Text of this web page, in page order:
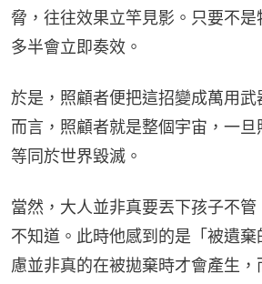
脅，往往效果立竿見影。只要不是
多半會立即奏效。
於是，照顧者便把這招變成萬用
而言，照顧者就是整個宇宙，一
等同於世界毀滅。
當然，大人並非真要丟下孩子不
不知道。此時他感到的是「被遺
慮並非真的在被拋棄時才會產生